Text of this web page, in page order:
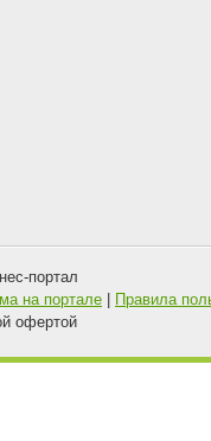
портал
на портале
Правила
офертой